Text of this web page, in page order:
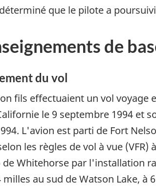
que le pilote a
de
du vol
fils effectuaient un vol
le 9 septembre 1994 et
L'avion est parti de Fort
les règles de vol à vue
Whitehorse par l'installation
au sud de Watson Lake, à